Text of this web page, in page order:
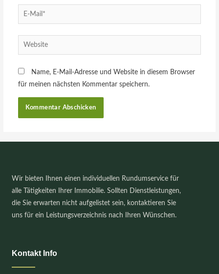
Name, E-Mail-Adresse und Website in diesem Browser
für meinen nächsten Kommentar speichern.
Wir bieten Ihnen einen individuellen Rundumservice für
alle Tätigkeiten Ihrer Immobilie. Sollten Dienstleistungen,
die Sie erwarten nicht aufgelistet sein, kontaktieren Sie
uns für ein Leistungsverzeichnis nach Ihren Wünschen.
Kontakt Info